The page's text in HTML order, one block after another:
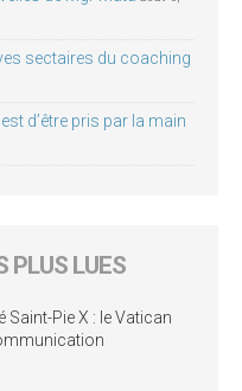
sectaires du coaching
d’être pris par la main
PLUS LUES
Saint-Pie X : le Vatican